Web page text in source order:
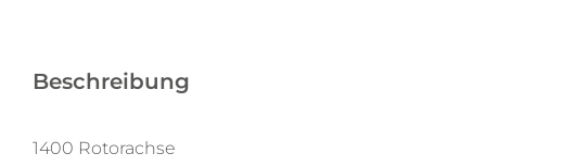
Beschreibung
1400 Rotorachse